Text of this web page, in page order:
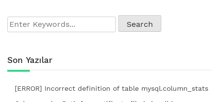
Son Yazılar
[ERROR] Incorrect definition of table mysql.column_stats